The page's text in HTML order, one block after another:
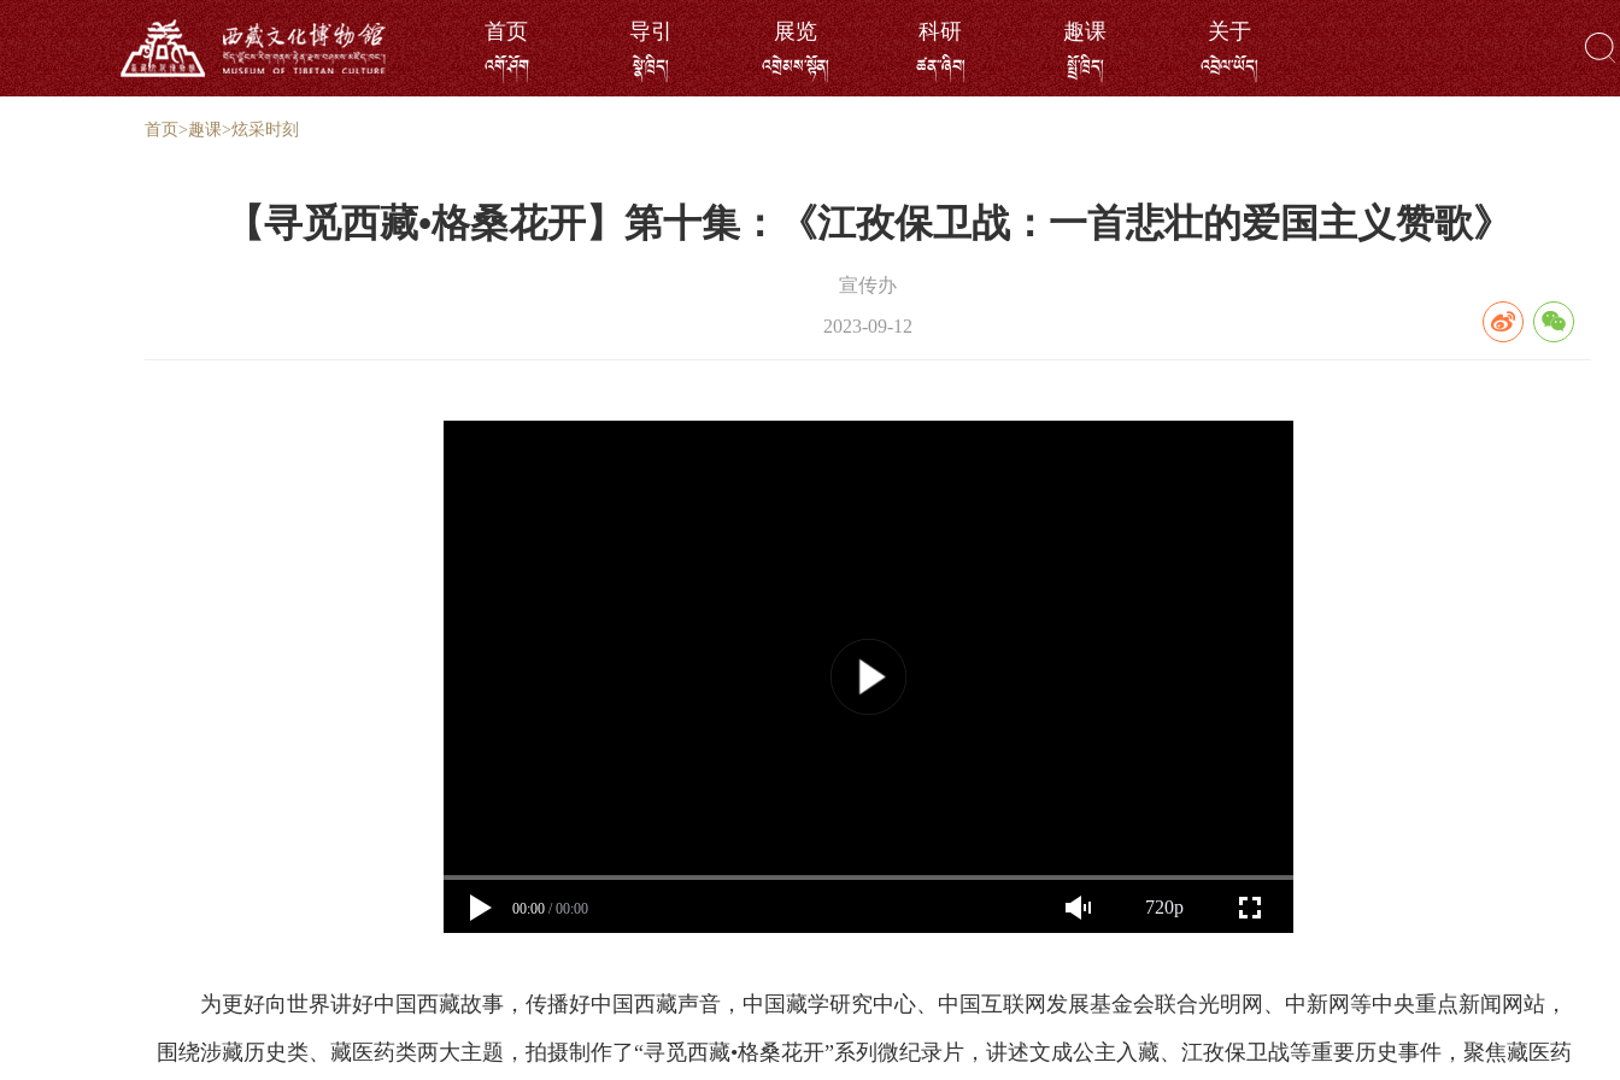
首页
འགོ་ཤོག
导引
སྣེ་ཁྲིད།
展览
འགྲེམས་སྟོན།
科研
ཚན་་ཞིབ།
趣课
སྤྲོ་ཁྲིད།
关于
འབྲེལ་ཡོད།
首页 >趣课>炫采时刻
【寻觅西藏•格桑花开】第十集：​《江孜保卫战：一首悲壮的爱国主义赞歌》
宣传办
2023-09-12
00:00 / 00:00 720p
为更好向世界讲好中国西藏故事，传播好中国西藏声音，中国藏学研究中心、中国互联网发展基金会联合光明网、中新网等中央重点新闻网站，
围绕涉藏历史类、藏医药类两大主题，拍摄制作了“寻觅西藏•格桑花开”系列微纪录片，讲述文成公主入藏、江孜保卫战等重要历史事件，聚焦藏医药